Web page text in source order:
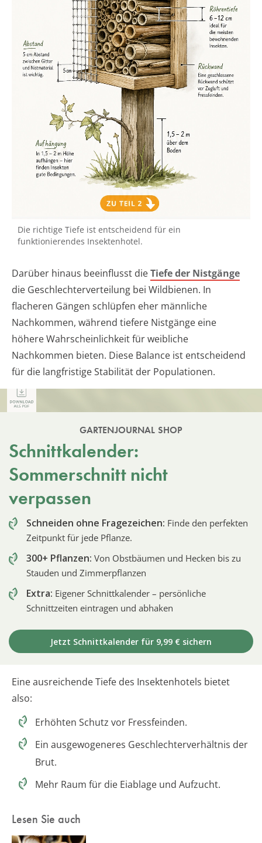
Die richtige Tiefe ist entscheidend für ein
funktionierendes Insektenhotel.
Darüber hinaus beeinflusst dieTiefe der Nistgänge
die Geschlechterverteilung bei Wildbienen. In
flacheren Gängen schlüpfen eher männliche
Nachkommen, während tiefere Nistgänge eine
höhere Wahrscheinlichkeit für weibliche
Nachkommen bieten. Diese Balance ist entscheidend
für die langfristige Stabilität der Populationen.
GARTENJOURNAL SHOP
Schnittkalender:
Sommerschnitt nicht
verpassen
Schneiden ohne Fragezeichen: Finde den perfekten
Zeitpunkt für jede Pflanze.
300+ Pflanzen: Von Obstbäumen und Hecken bis zu
Stauden und Zimmerpflanzen
Extra: Eigener Schnittkalender – persönliche
Schnittzeiten eintragen und abhaken
Jetzt Schnittkalender für 9,99 € sichern
Eine ausreichende Tiefe des Insektenhotels bietet
also:
Erhöhten Schutz vor Fressfeinden.
Ein ausgewogeneres Geschlechterverhältnis der
Brut.
Mehr Raum für die Eiablage und Aufzucht.
Lesen Sie auch